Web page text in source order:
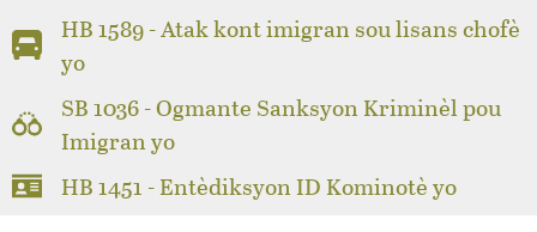
HB 1589 - Atak kont imigran sou lisans chofè
yo
SB 1036 - Ogmante Sanksyon Kriminèl pou
Imigran yo
HB 1451 - Entèdiksyon ID Kominotè yo